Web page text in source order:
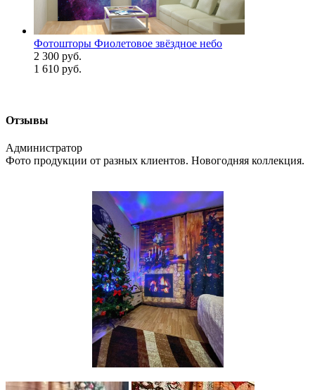
Фотошторы Фиолетовое звёздное небо
2 300 руб.
1 610 руб.
Отзывы
Администратор
Фото продукции от разных клиентов. Новогодняя коллекция.